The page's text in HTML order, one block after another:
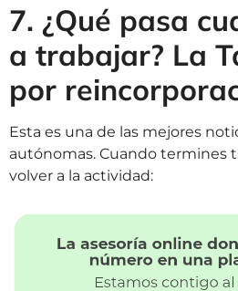
7. ¿Qué pasa
a trabajar? La
por
Esta es una de las mejores
autónomas. Cuando termines
volver a la actividad: